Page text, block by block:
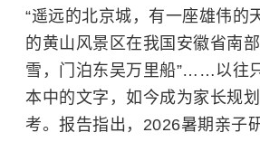
“遥远的北京城，有一座雄伟的
的黄山风景区在我国安徽省南
雪，门泊东吴万里船”……以往
本中的文字，如今成为家长规
考。报告指出，2026暑期亲子